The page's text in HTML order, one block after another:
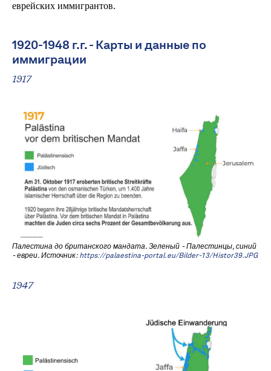
еврейских иммигрантов.
1920-1948 г.г. - Карты и данные по
иммиграции
1917
Палестина до британского мандата. Зеленый - Палестинцы, синий
- евреи. Источник: https://palaestina-portal.eu/Bilder-13/Histor39.JPG
1947